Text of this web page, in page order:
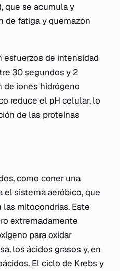
que se acumula y
de fatiga y quemazón
esfuerzos de intensidad
30 segundos y 2
de iones hidrógeno
reduce el pH celular, lo
de las proteínas
como correr una
el sistema aeróbico, que
mitocondrias. Este
extremadamente
para oxidar
los ácidos grasos y, en
El ciclo de Krebs y